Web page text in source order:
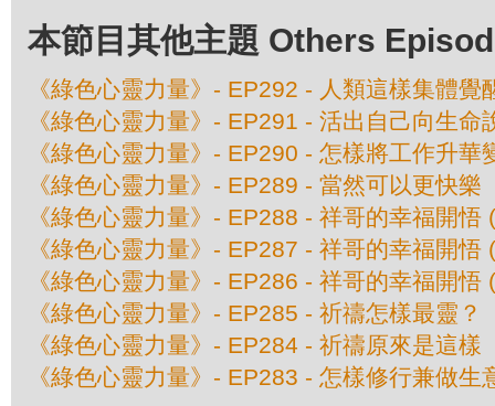
本節目其他主題 Others
《綠色心靈力量》- EP292 - 人類這樣集體
《綠色心靈力量》- EP291 - 活出自己向生命
《綠色心靈力量》- EP290 - 怎樣將工作升華
《綠色心靈力量》- EP289 - 當然可以更快樂
《綠色心靈力量》- EP288 - 祥哥的幸福開悟
《綠色心靈力量》- EP287 - 祥哥的幸福開悟
《綠色心靈力量》- EP286 - 祥哥的幸福開悟
《綠色心靈力量》- EP285 - 祈禱怎樣最靈？
《綠色心靈力量》- EP284 - 祈禱原來是這樣
《綠色心靈力量》- EP283 - 怎樣修行兼做生